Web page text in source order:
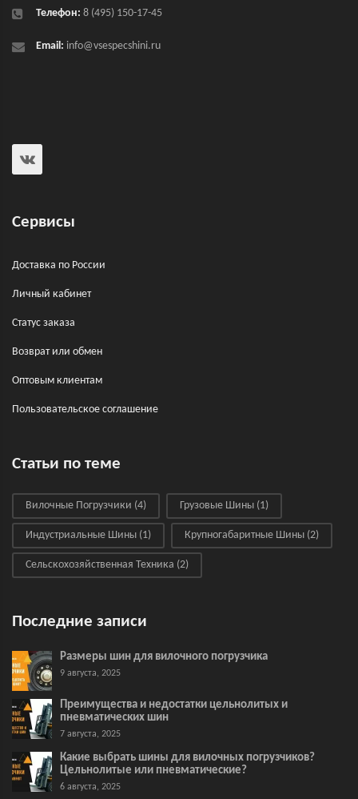
Телефон: 8 (495) 150-17-45
Email: info@vsespecshini.ru
Сервисы
Доставка по России
Личный кабинет
Статус заказа
Возврат или обмен
Оптовым клиентам
Пользовательское соглашение
Статьи по теме
Вилочные Погрузчики (4) Грузовые Шины (1)
Индустриальные Шины (1) Крупногабаритные Шины (2)
Сельскохозяйственная Техника (2)
Последние записи
Размеры шин для вилочного погрузчика
9 августа, 2025
Преимущества и недостатки цельнолитых и
пневматических шин
7 августа, 2025
Какие выбрать шины для вилочных погрузчиков?
Цельнолитые или пневматические?
6 августа, 2025